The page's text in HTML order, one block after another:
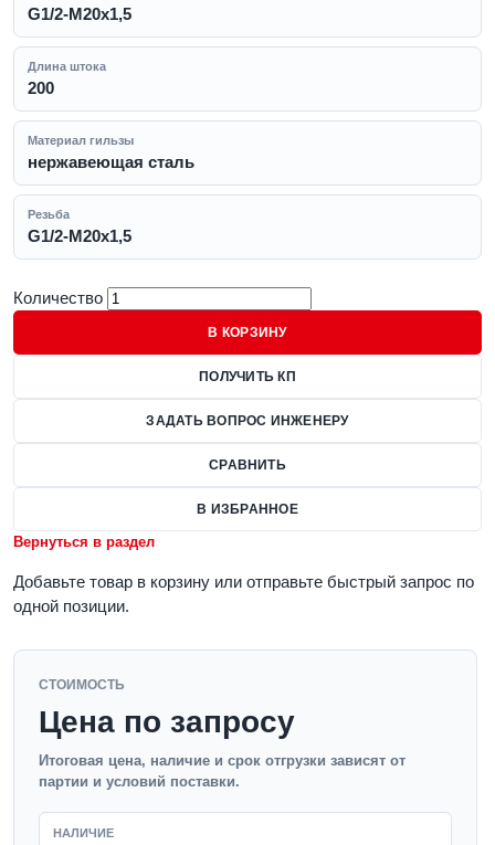
G1/2-M20x1,5
Длина штока
200
Материал гильзы
нержавеющая сталь
Резьба
G1/2-M20x1,5
Количество
В КОРЗИНУ
ПОЛУЧИТЬ КП
ЗАДАТЬ ВОПРОС ИНЖЕНЕРУ
СРАВНИТЬ
В ИЗБРАННОЕ
Вернуться в раздел
Добавьте товар в корзину или отправьте быстрый запрос по
одной позиции.
СТОИМОСТЬ
Цена по запросу
Итоговая цена, наличие и срок отгрузки зависят от
партии и условий поставки.
НАЛИЧИЕ